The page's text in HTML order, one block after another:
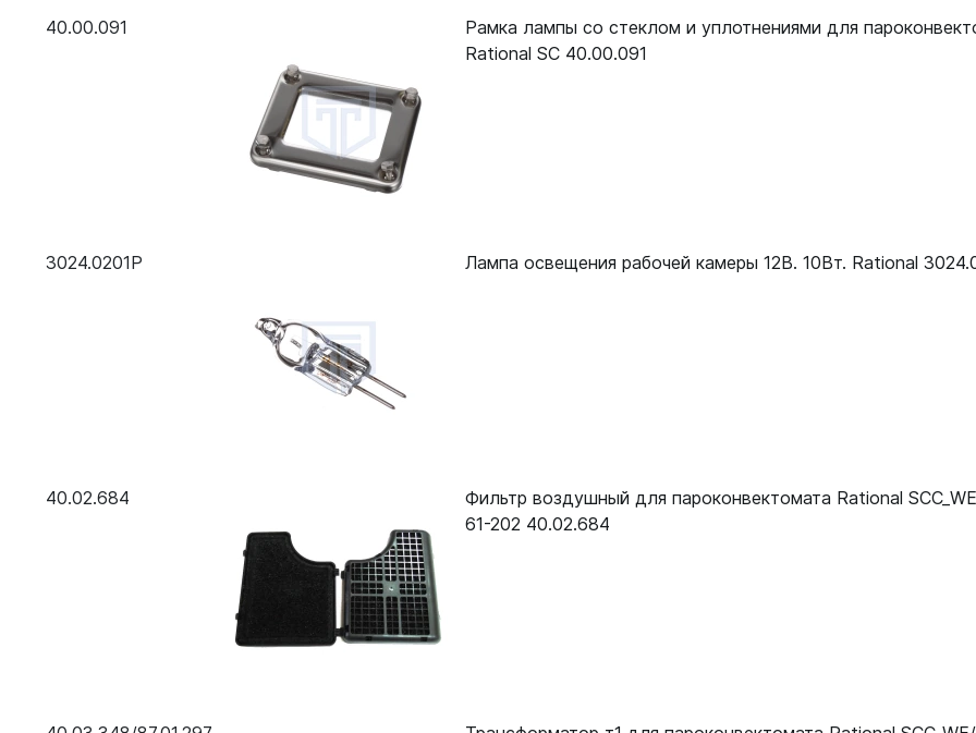
40.00.091
Рамка лампы со стеклом и уплотнениями для
Rational SC 40.00.091
3024.0201P Лампа освещения рабочей камеры 12В. 10Вт. Rational
40.02.684
Фильтр воздушный для пароконвектомата Rational
61-202 40.02.684